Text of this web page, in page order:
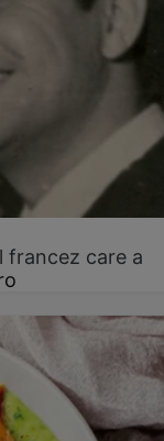
francez care a